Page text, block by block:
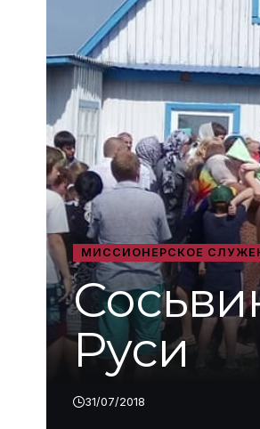
МИССИОНЕРСКОЕ
Руси
31/07/2018